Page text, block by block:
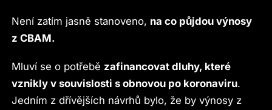
Není zatím jasně stanoveno, na co půjdou výnosy
z CBAM.
Mluví se o potřebě zafinancovat dluhy, které
vznikly v souvislosti s obnovou po koronaviru.
Jedním z dřívějších návrhů bylo, že by výnosy z